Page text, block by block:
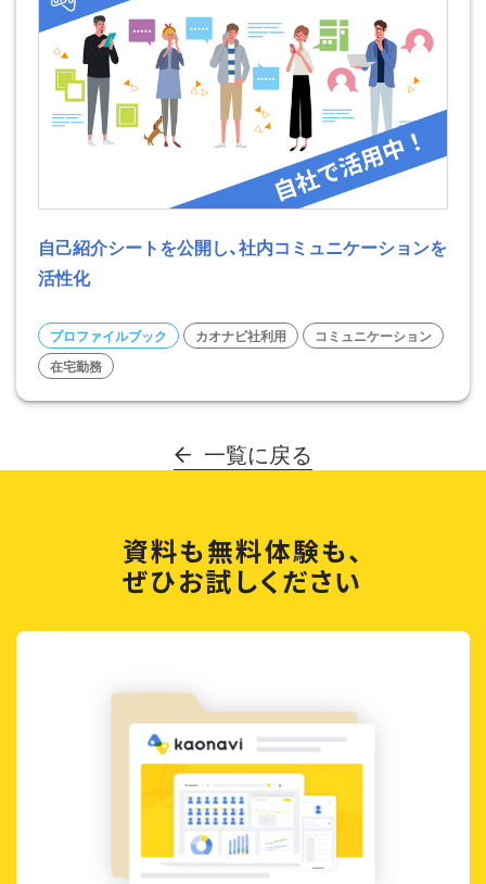
自己紹介シートを公開し、社内コミュニケーションを
活性化
プロファイルブック カオナビ社利用
コミュニケーション
在宅勤務
一覧に戻る
資料も無料体験も、
ぜひお試しください